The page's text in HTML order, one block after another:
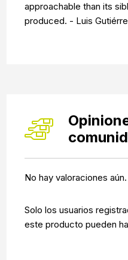
approachable than its
produced. - Luis
No hay valoraciones aún.
Solo los usuarios
este producto pueden